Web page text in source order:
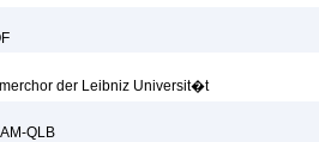
der Leibniz Universit�t
QLB